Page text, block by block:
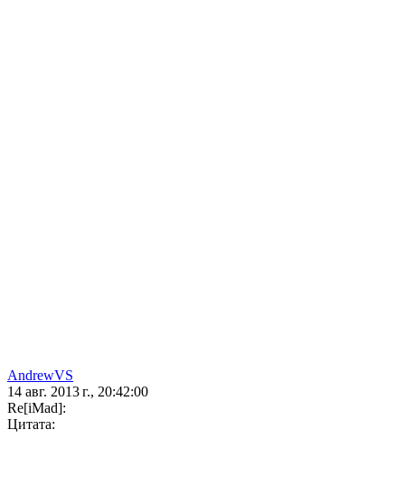
AndrewVS
14 авг. 2013 г., 20:42:00
Re[iMad]:
Цитата: